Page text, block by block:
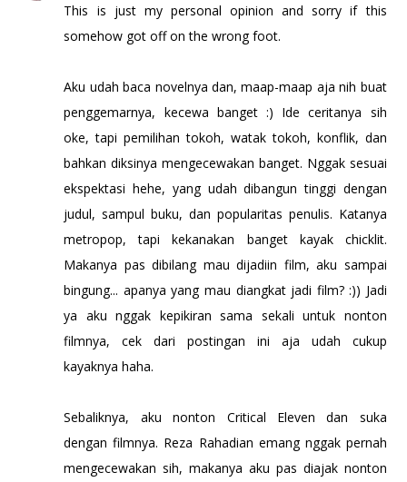
This is just my personal opinion and sorry if this
somehow got off on the wrong foot.
Aku udah baca novelnya dan, maap-maap aja nih buat
penggemarnya, kecewa banget :) Ide ceritanya sih
oke, tapi pemilihan tokoh, watak tokoh, konflik, dan
bahkan diksinya mengecewakan banget. Nggak sesuai
ekspektasi hehe, yang udah dibangun tinggi dengan
judul, sampul buku, dan popularitas penulis. Katanya
metropop, tapi kekanakan banget kayak chicklit.
Makanya pas dibilang mau dijadiin film, aku sampai
bingung... apanya yang mau diangkat jadi film? :)) Jadi
ya aku nggak kepikiran sama sekali untuk nonton
filmnya, cek dari postingan ini aja udah cukup
kayaknya haha.
Sebaliknya, aku nonton Critical Eleven dan suka
dengan filmnya. Reza Rahadian emang nggak pernah
mengecewakan sih, makanya aku pas diajak nonton